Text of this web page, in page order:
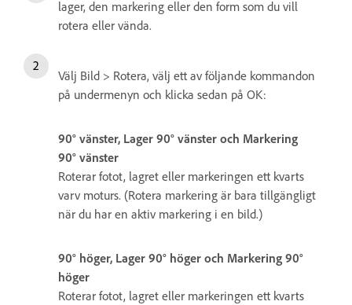
lager, den markering eller den form som du vill
rotera eller vända.
Välj Bild > Rotera, välj ett av följande kommandon
på undermenyn och klicka sedan på OK:
90° vänster, Lager 90° vänster och Markering
90° vänster
Roterar fotot, lagret eller markeringen ett kvarts
varv moturs. (Rotera markering är bara tillgängligt
när du har en aktiv markering i en bild.)
90° höger, Lager 90° höger och Markering 90°
höger
Roterar fotot, lagret eller markeringen ett kvarts